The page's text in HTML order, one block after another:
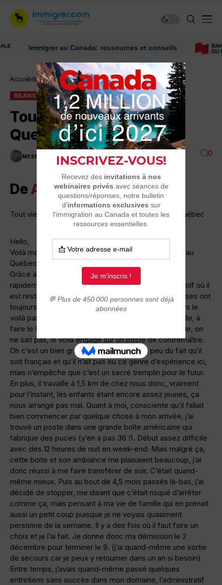
Immigrer au Canada: ressources et conseils
Accueil Bilans Tout vient à point. Quelques…
BILANS
Tout vient à point.
Quelques…
MESSAGE DU JOUR 2 MINUTES DE LECTURE 2.1K VUES 0
DeAnonyme
Tout vient à point. Quelques nouvelles. 8 mois au Québec
Hello,
Voilà maintenant 8 mois que nous sommes installés au
Québec, ouh la la, que le temps passe vite !
Grâce à des propriétaires adorables, mon mari a
rapidement décroché un petit job dans un club de golf où il
est resté toute la saison d’été. Mais les bonnes choses ont
toujours une fin, alors fin septembre, fini le golf. Alors le
voilà parti son petit CV à la main dans notre petite ville, à
faire le tour des entreprises. Et là, surprise ou mirâcle, on
ne sait pas, le voilà engagé sur un poste de contremaître.
Oh c’est un bien grand mot, on profite un peu du fait qu’il
soit français et qu’il n’ait pas eu ce genre d’expérience ici,
mais n’empêche que c’est un sacré tremplin pour le futur.
En plus, il travaille à 1,5 km de chez nous donc, vraiment
pour l’instant, les enfants étant encore assez jeunes, ça
nous arrange pas mal. Quant à moi, consciente qu’il fallait
bien commencer par quelque chose à mon arrivée, j’ai
trouvé un poste dans une grande boîte américaine qui
fabrique des puces (y’en a pas 36 !). Début assez difficile
avec des 12 heures de nuit en week-end. Mais malgré ça,
cette boite et son ambiance me plaisaient beaucoup, j’ai
donc réussi à me faire transférer de soir. C’était quand-
même mieux. Puis au bout de 4,5 mois passés là-bas, j’ai
décidé de stopper, me disant que c’était risqué d’arrêter
comme ça, mais pensant à ma vie de famille qui en prenait
aussi un petit coup puisque je ne voyais quasiment
personne de la semaine. Il y a des fois où il faut faire un
choix et je l’ai fait. Je donne donc ma démission le 2
décembre pour terminer le 9. (j’ai quand-même une sortie
de secours car je peux y retourner dans un an si besoin).
Entre temps, j’avais quand-même passé quelques
entretiens sans succès dans mon domaine, l’administratif